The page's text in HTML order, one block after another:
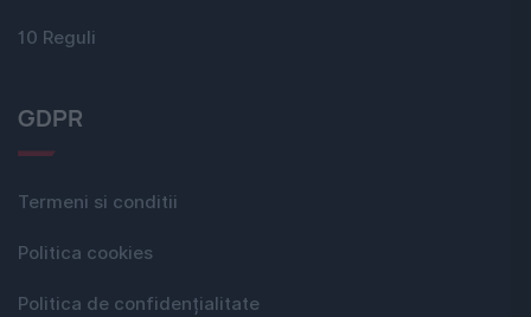
10 Reguli
GDPR
Termeni si conditii
Politica cookies
Politica de confidențialitate